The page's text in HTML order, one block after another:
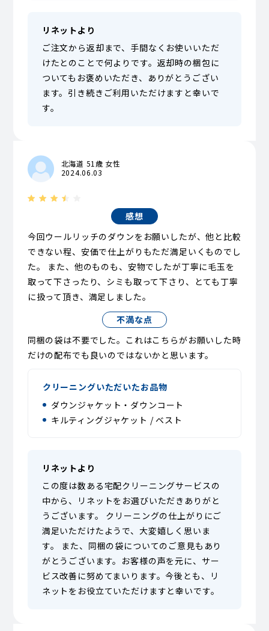
リネットより
ご注文から返却まで、手間なくお使いいただ
けたとのことで何よりです。返却時の梱包に
ついてもお褒めいただき、ありがとうござい
ます。引き続きご利用いただけますと幸いで
す。
北海道 51歳 女性
2024.06.03
感想
今回ウールリッチのダウンをお願いしたが、他と比較
できない程、安価で仕上がりもただ満足いくものでし
た。 また、他のものも、安物でしたが丁寧に毛玉を
取って下さったり、シミも取って下さり、とても丁寧
に扱って頂き、満足しました。
不満な点
同梱の袋は不要でした。これはこちらがお願いした時
だけの配布でも良いのではないかと思います。
クリーニングいただいたお品物
ダウンジャケット・ダウンコート
キルティングジャケット / ベスト
リネットより
この度は数ある宅配クリーニングサービスの
中から、リネットをお選びいただきありがと
うございます。 クリーニングの仕上がりにご
満足いただけたようで、大変嬉しく思いま
す。 また、同梱の袋についてのご意見もあり
がとうございます。お客様の声を元に、サー
ビス改善に努めてまいります。今後とも、リ
ネットをお役立ていただけますと幸いです。